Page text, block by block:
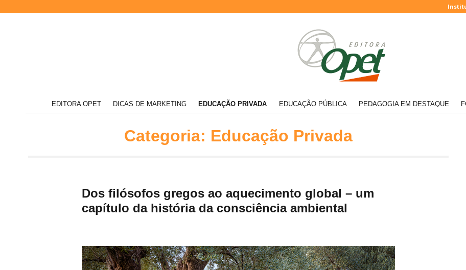
Editora
Opet
Acompanhe
EDITORA OPET DICAS DE MARKETING EDUCAÇÃO PRIVADA EDUCAÇÃO PÚBLICA PEDAGOGIA EM DESTAQUE
Categoria: Educação Privada
Dos filósofos gregos ao aquecimento global – um
capítulo da história da consciência ambiental